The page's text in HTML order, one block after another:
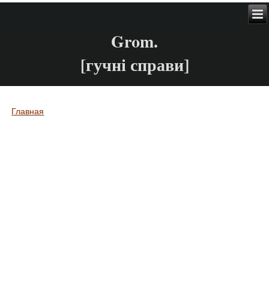
Grom.
[гучні справи]
Вы здесь
Главная